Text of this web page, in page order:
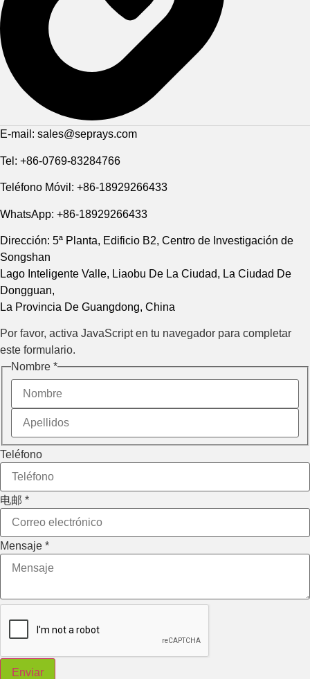
E-mail: sales@seprays.com
Tel: +86-0769-83284766
Teléfono Móvil: +86-18929266433
WhatsApp: +86-18929266433
Dirección: 5ª Planta, Edificio B2, Centro de Investigación de
Songshan
Lago Inteligente Valle, Liaobu De La Ciudad, La Ciudad De
Dongguan,
La Provincia De Guangdong, China
Por favor, activa JavaScript en tu navegador para completar
este formulario.
电邮
Mensaje
Nombre *
Teléfono
电邮 *
Mensaje *
Enviar